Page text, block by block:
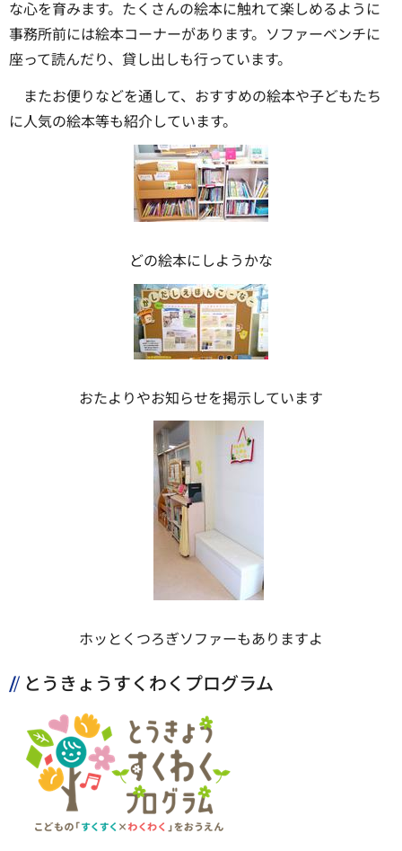
な心を育みます。たくさんの絵本に触れて楽しめるように
事務所前には絵本コーナーがあります。ソファーベンチに
座って読んだり、貸し出しも行っています。
またお便りなどを通して、おすすめの絵本や子どもたち
に人気の絵本等も紹介しています。
どの絵本にしようかな
おたよりやお知らせを掲示しています
ホッとくつろぎソファーもありますよ
とうきょうすくわくプログラム